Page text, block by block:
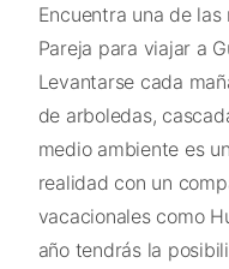
Encuentra una de
Pareja para viajar a
Levantarse cada
de arboledas,
medio ambiente es
realidad con un
vacacionales como
año tendrás la